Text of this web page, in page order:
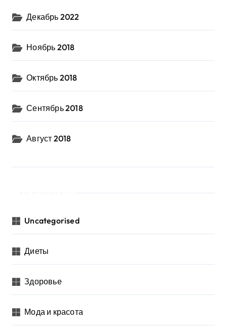
Декабрь 2022
Ноябрь 2018
Октябрь 2018
Сентябрь 2018
Август 2018
Uncategorised
Диеты
Здоровье
Мода и красота